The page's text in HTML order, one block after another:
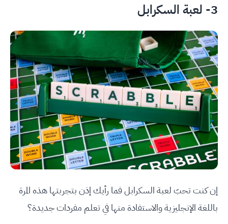
3- لعبة السكرابل
إن كنت تحبّ لعبة السكرابل فما رأيك إذن بتجربتها هذه المرة
باللغة الإنجليزية والاستفادة منها في تعلم مفردات جديدة؟